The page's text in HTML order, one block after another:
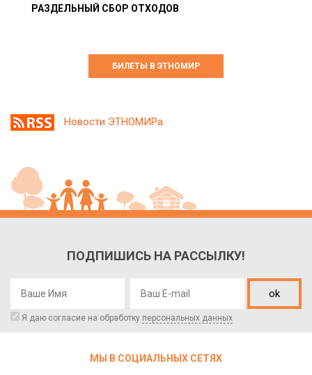
РАЗДЕЛЬНЫЙ СБОР ОТХОДОВ
БИЛЕТЫ В ЭТНОМИР
Новости ЭТНОМИРа
ПОДПИШИСЬ НА РАССЫЛКУ!
ok
Я даю согласие на обработку персональных данных
МЫ В СОЦИАЛЬНЫХ СЕТЯХ